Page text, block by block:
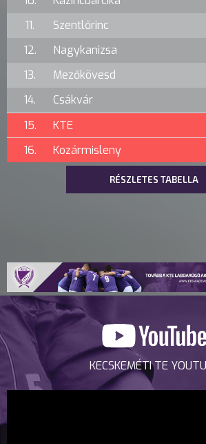
11.
Szentlőrinc
12.
Nagykanizsa
13.
Mezőkövesd
14.
Csákvár
15.
KTE
16.
Kozármisleny
RÉSZLETES TABELLA
KECSKEMÉTI TE